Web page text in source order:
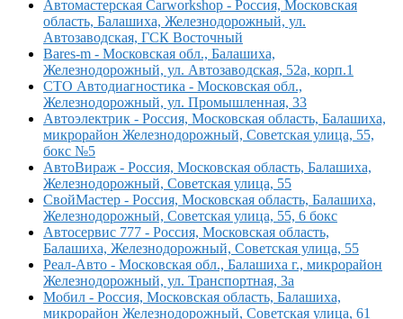
Автомастерская Carworkshop - Россия, Московская
область, Балашиха, Железнодорожный, ул.
Автозаводская, ГСК Восточный
Bares-m - Московская обл., Балашиха,
Железнодорожный, ул. Автозаводская, 52а, корп.1
СТО Автодиагностика - Московская обл.,
Железнодорожный, ул. Промышленная, 33
Автоэлектрик - Россия, Московская область, Балашиха,
микрорайон Железнодорожный, Советская улица, 55,
бокс №5
АвтоВираж - Россия, Московская область, Балашиха,
Железнодорожный, Советская улица, 55
СвойМастер - Россия, Московская область, Балашиха,
Железнодорожный, Советская улица, 55, 6 бокс
Автосервис 777 - Россия, Московская область,
Балашиха, Железнодорожный, Советская улица, 55
Реал-Авто - Московская обл., Балашиха г., микрорайон
Железнодорожный, ул. Транспортная, 3а
Мобил - Россия, Московская область, Балашиха,
микрорайон Железнодорожный, Советская улица, 61